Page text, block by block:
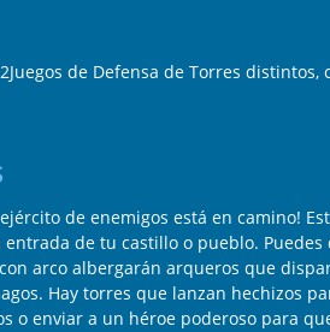
de Defensa de Torres distintos,
de enemigos está en camino!
de tu castillo o pueblo. Puedes
arco albergarán arqueros que
Hay torres que lanzan hechizos
o enviar a un héroe poderoso para